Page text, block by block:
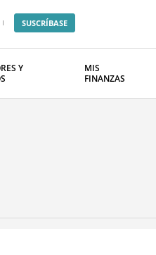
SUSCRÍBASE
Y
MIS
FINANZAS